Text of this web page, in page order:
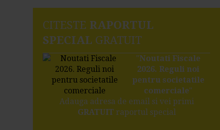
CITESTE RAPORTUL
SPECIAL GRATUIT
"Noutati Fiscale
2026. Reguli noi
pentru societatile
comerciale"
Adauga adresa de email si vei primi
GRATUITraportul special